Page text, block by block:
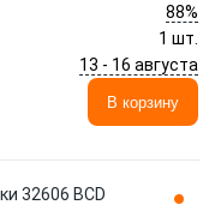
88%
1 шт.
13 - 16 августа
В корзину
32606 BCD